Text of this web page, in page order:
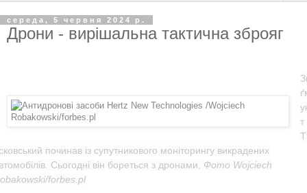
середа, 5 червня 2024 р.
Дрони - вирішальна тактична зброяг
т
починав із супутникового моніторингу викрадених
Сьогодні він бореться з дронами. Фото Wojciech
forbes.pl